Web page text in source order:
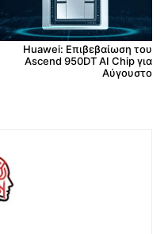
Huawei: Επιβεβαίωση του
Ascend 950DT AI Chip για
Αύγουστο